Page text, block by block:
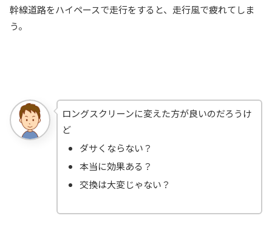
幹線道路をハイペースで走行をすると、走行風で疲れてしま
う。
ロングスクリーンに変えた方が良いのだろうけ
ど
ダサくならない？
本当に効果ある？
交換は大変じゃない？